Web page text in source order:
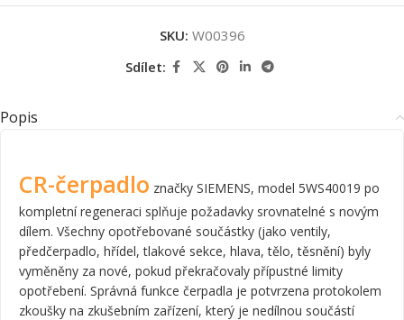
SKU: W00396
Sdílet:
Popis
CR-čerpadlo značky SIEMENS, model 5WS40019 po
kompletní regeneraci splňuje požadavky srovnatelné s novým
dílem. Všechny opotřebované součástky (jako ventily,
předčerpadlo, hřídel, tlakové sekce, hlava, tělo, těsnění) byly
vyměněny za nové, pokud překračovaly přípustné limity
opotřebení. Správná funkce čerpadla je potvrzena protokolem
zkoušky na zkušebním zařízení, který je nedílnou součástí